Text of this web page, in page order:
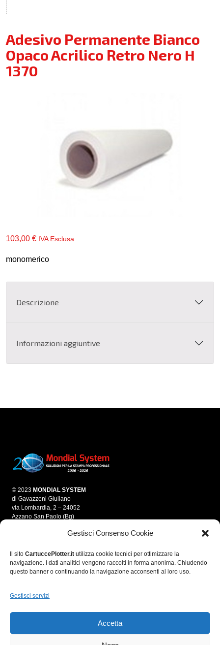
Gestisci Consenso Cookie
Il sito CartuccePlotter.it utilizza cookie tecnici per ottimizzare la
navigazione. I dati analitici vengono raccolti in forma anonima. Chiudendo
questo banner o continuando la navigazione acconsenti al loro uso.
Gestisci servizi
Accetta
Adesivo Permanente Bianco
Opaco Acrilico Retro Nero H
1370
103,00 € IVA Esclusa
monomerico
Descrizione
Informazioni aggiuntive
© 2023 MONDIAL SYSTEM
di Gavazzeni Giuliano
via Lombardia, 2 – 24052
Azzano San Paolo (Bg)
info@mondialsystem.it
Fax 035 4595861
P.IVA 03280700166
C.F. GVZGLN70E05A794A